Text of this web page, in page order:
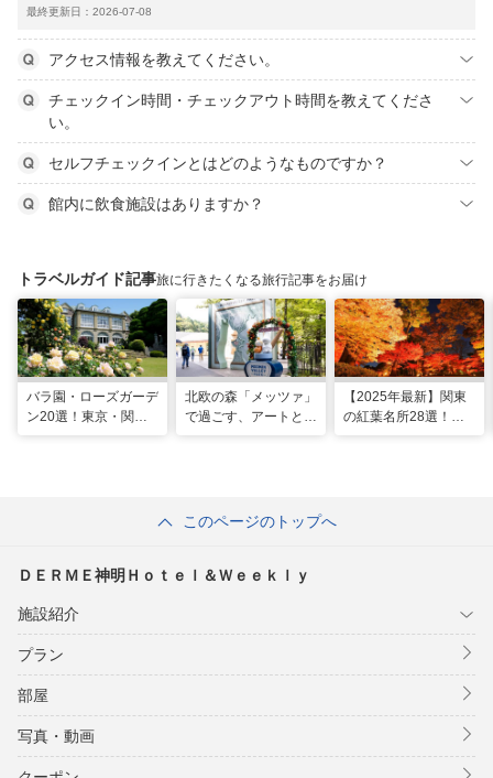
最終更新日：2026-07-08
アクセス情報を教えてください。
チェックイン時間・チェックアウト時間を教えてくださ
い。
セルフチェックインとはどのようなものですか？
館内に飲食施設はありますか？
トラベルガイド記事旅に行きたくなる旅行記事をお届け
バラ園・ローズガーデ
ン20選！東京・関東
北欧の森「メッツァ」
で過ごす、アートとム
【2025年最新】関東
の紅葉名所28選！
このページのトップへ
ＤＥＲＭＥ神明Ｈｏｔｅｌ＆Ｗｅｅｋｌｙ
施設紹介
プラン
部屋
写真・動画